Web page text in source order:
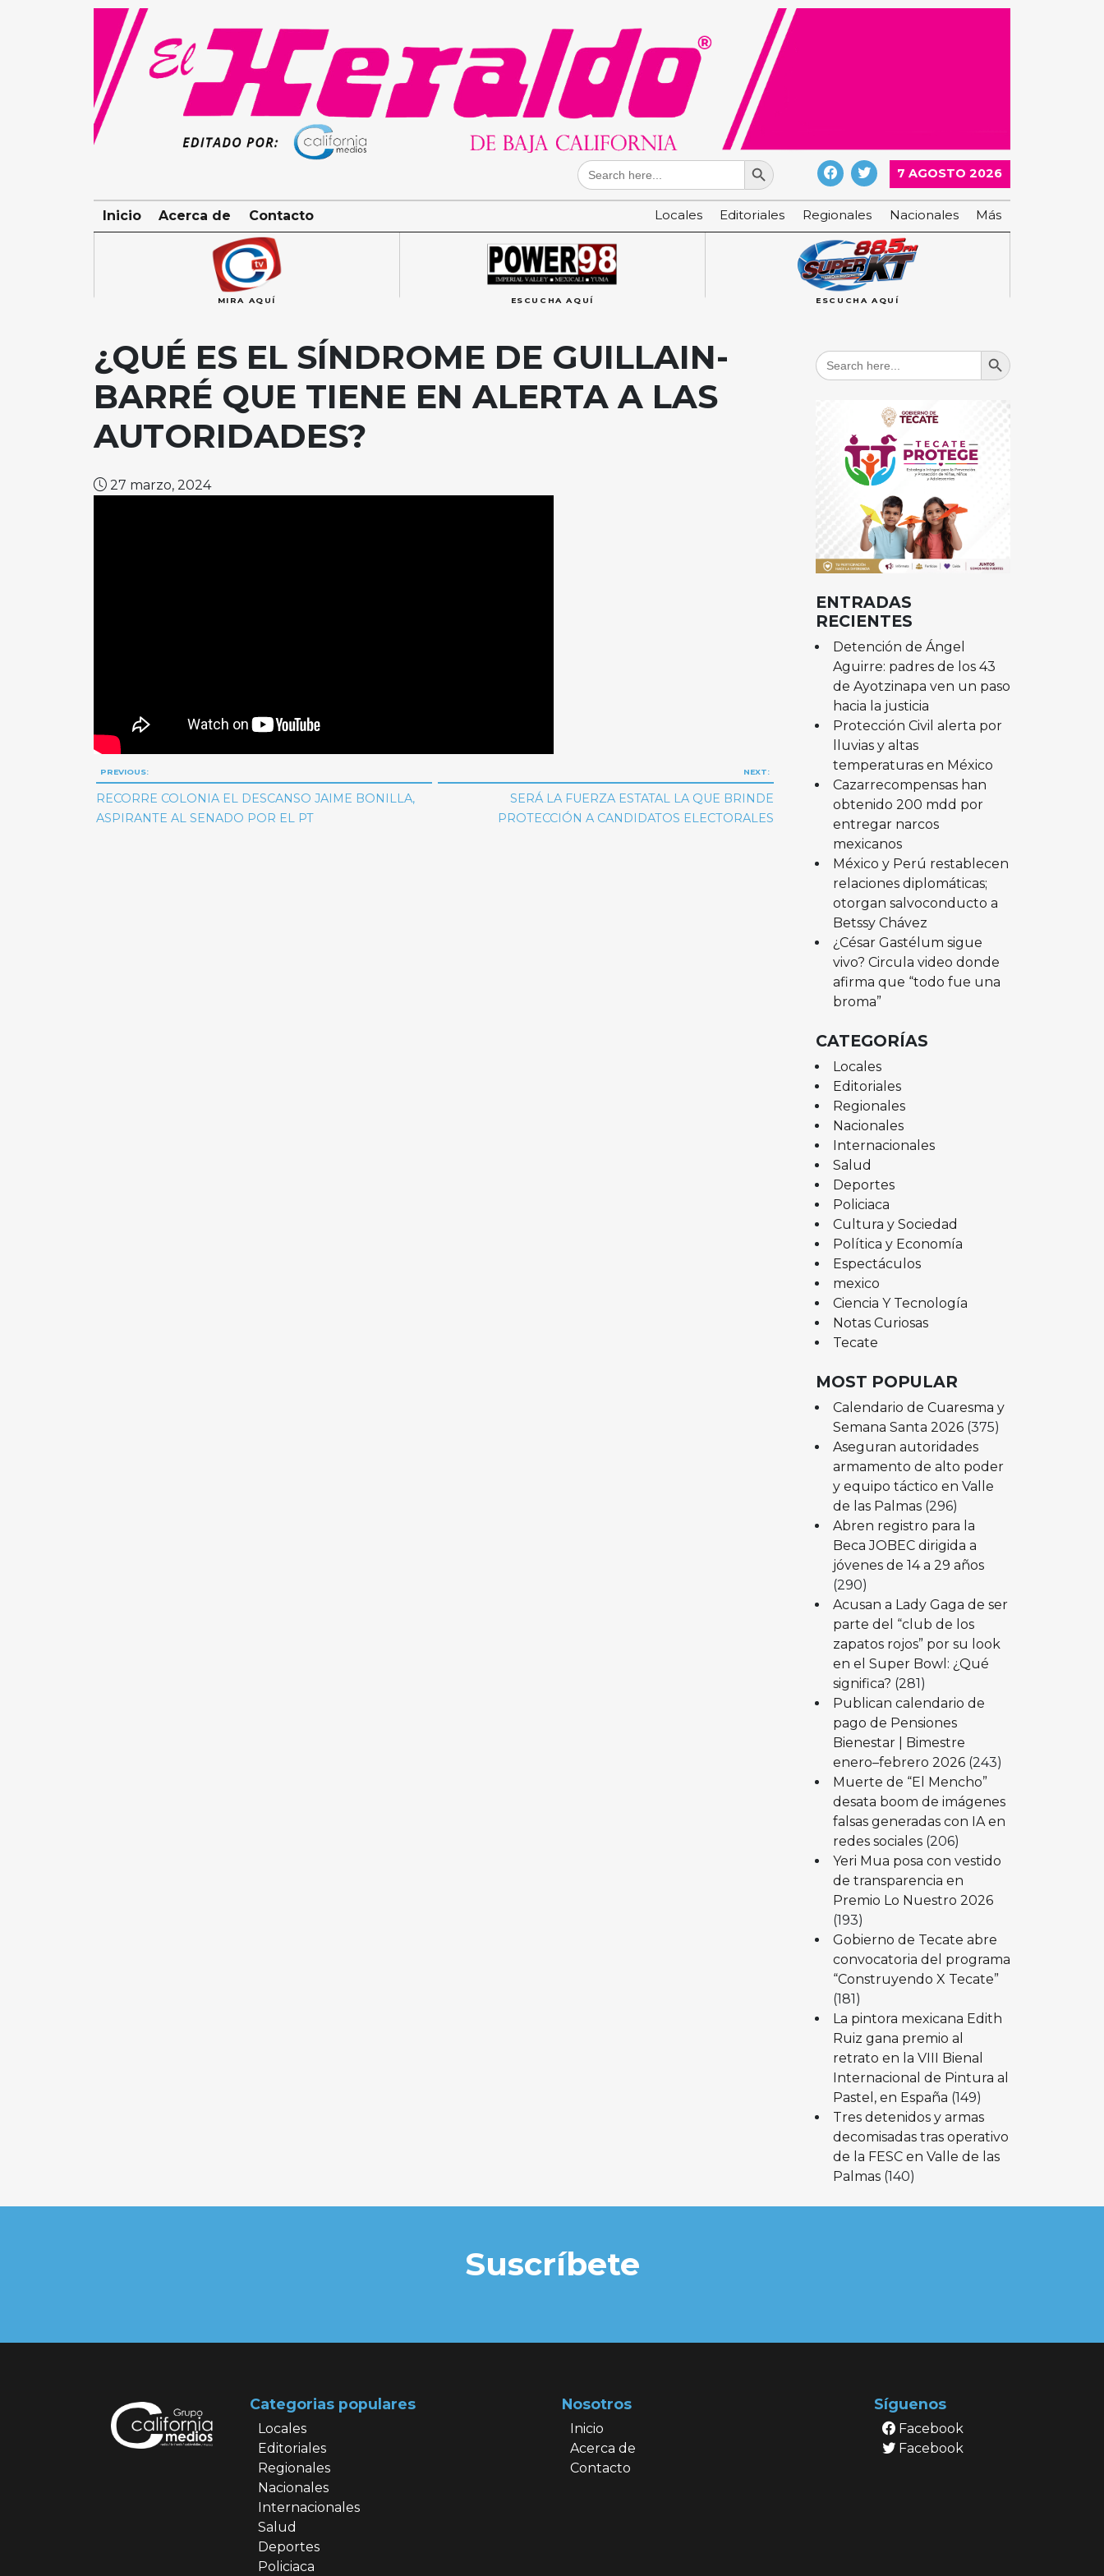
Search
for:
Search Button
7 AGOSTO 2026
Locales Editoriales Regionales Nacionales Más
Inicio Acerca de Contacto
MIRA AQUÍ ESCUCHA AQUÍ ESCUCHA AQUÍ
¿QUÉ ES EL SÍNDROME DE GUILLAIN-
BARRÉ QUE TIENE EN ALERTA A LAS
AUTORIDADES?
27 marzo, 2024
Navegación
de
PREVIOUS:
RECORRE COLONIA EL DESCANSO JAIME BONILLA,
ASPIRANTE AL SENADO POR EL PT
NEXT:
SERÁ LA FUERZA ESTATAL LA QUE BRINDE
PROTECCIÓN A CANDIDATOS ELECTORALES
Search
for:
Search Button
ENTRADAS
RECIENTES
Detención de Ángel
Aguirre: padres de los 43
de Ayotzinapa ven un paso
hacia la justicia
Protección Civil alerta por
lluvias y altas
temperaturas en México
Cazarrecompensas han
obtenido 200 mdd por
entregar narcos
mexicanos
México y Perú restablecen
relaciones diplomáticas;
otorgan salvoconducto a
Betssy Chávez
¿César Gastélum sigue
vivo? Circula video donde
afirma que “todo fue una
broma”
CATEGORÍAS
Locales
Editoriales
Regionales
Nacionales
Internacionales
Salud
Deportes
Policiaca
Cultura y Sociedad
Política y Economía
Espectáculos
mexico
Ciencia Y Tecnología
Notas Curiosas
Tecate
MOST POPULAR
Calendario de Cuaresma y
Semana Santa 2026 (375)
Aseguran autoridades
armamento de alto poder
y equipo táctico en Valle
de las Palmas (296)
Abren registro para la
Beca JOBEC dirigida a
jóvenes de 14 a 29 años
(290)
Acusan a Lady Gaga de ser
parte del “club de los
zapatos rojos” por su look
en el Super Bowl: ¿Qué
significa? (281)
Publican calendario de
pago de Pensiones
Bienestar | Bimestre
enero–febrero 2026 (243)
Muerte de “El Mencho”
desata boom de imágenes
falsas generadas con IA en
redes sociales (206)
Yeri Mua posa con vestido
de transparencia en
Premio Lo Nuestro 2026
(193)
Gobierno de Tecate abre
convocatoria del programa
“Construyendo X Tecate”
(181)
La pintora mexicana Edith
Ruiz gana premio al
retrato en la VIII Bienal
Internacional de Pintura al
Pastel, en España (149)
Tres detenidos y armas
decomisadas tras operativo
de la FESC en Valle de las
Palmas (140)
Suscríbete
Categorias populares
Locales
Editoriales
Regionales
Nacionales
Internacionales
Salud
Deportes
Policiaca
Nosotros
Inicio
Acerca de
Contacto
Síguenos
Facebook
Facebook